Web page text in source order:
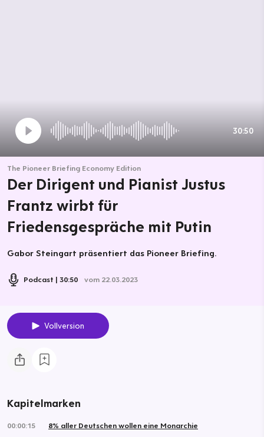
30:50
The Pioneer Briefing Economy Edition
Der Dirigent und Pianist Justus
Frantz wirbt für
Friedensgespräche mit Putin
Gabor Steingart präsentiert das Pioneer Briefing.
Podcast 30:50 vom 22.03.2023
Vollversion
Kapitelmarken
00:00:15
8% aller Deutschen wollen eine Monarchie